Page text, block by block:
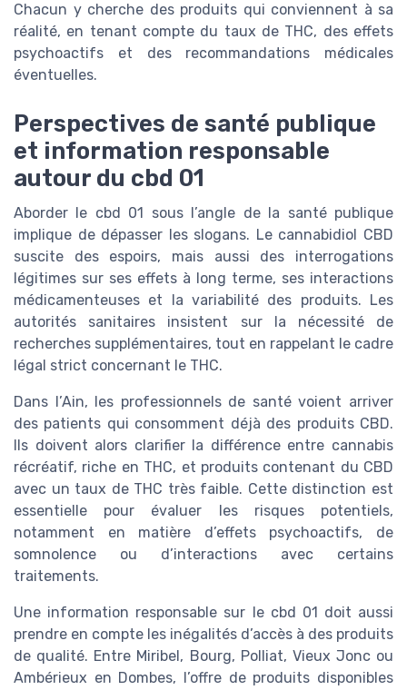
Chacun y cherche des produits qui conviennent à sa
réalité, en tenant compte du taux de THC, des effets
psychoactifs et des recommandations médicales
éventuelles.
Perspectives de santé publique
et information responsable
autour du cbd 01
Aborder le cbd 01 sous l’angle de la santé publique
implique de dépasser les slogans. Le cannabidiol CBD
suscite des espoirs, mais aussi des interrogations
légitimes sur ses effets à long terme, ses interactions
médicamenteuses et la variabilité des produits. Les
autorités sanitaires insistent sur la nécessité de
recherches supplémentaires, tout en rappelant le cadre
légal strict concernant le THC.
Dans l’Ain, les professionnels de santé voient arriver
des patients qui consomment déjà des produits CBD.
Ils doivent alors clarifier la différence entre cannabis
récréatif, riche en THC, et produits contenant du CBD
avec un taux de THC très faible. Cette distinction est
essentielle pour évaluer les risques potentiels,
notamment en matière d’effets psychoactifs, de
somnolence ou d’interactions avec certains
traitements.
Une information responsable sur le cbd 01 doit aussi
prendre en compte les inégalités d’accès à des produits
de qualité. Entre Miribel, Bourg, Polliat, Vieux Jonc ou
Ambérieux en Dombes, l’offre de produits disponibles